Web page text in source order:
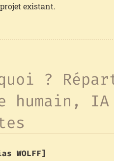
existant.
?
humain,
WOLFF]